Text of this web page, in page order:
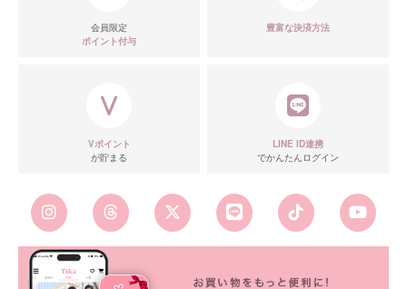
会員限定
ポイント付与
豊富な決済方法
Vポイント
が貯まる
LINE ID連携
でかんたんログイン